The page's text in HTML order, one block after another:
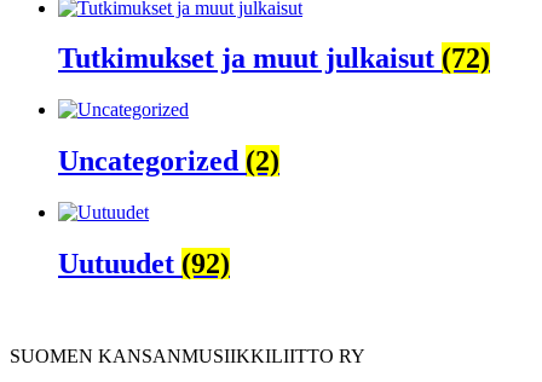
Tutkimukset ja muut julkaisut (72)
Uncategorized (2)
Uutuudet (92)
SUOMEN KANSANMUSIIKKILIITTO RY